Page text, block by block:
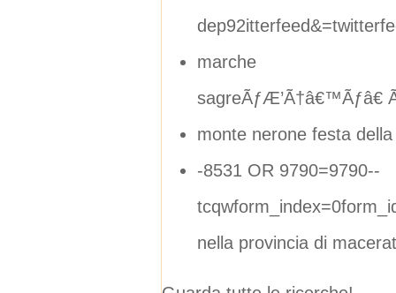
marche
sagreÃƒÆ’Ã†â€™Ãƒâ€
monte nerone festa
-8531 OR 9790=9790--
nella provincia di